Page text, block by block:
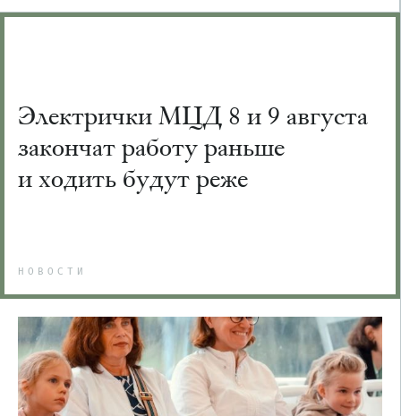
Электрички МЦД 8 и 9 августа
закончат работу раньше
и ходить будут реже
НОВОСТИ